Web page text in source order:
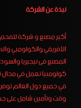
نبذة عن الشركة
أكبر مصنع و شركة
الأفريقي والكولومبي
المصنع فى نيجيريا
في جميع دول العالم
وقت وتأمين شامل على